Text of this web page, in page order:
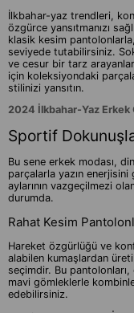
İlkbahar-yaz trendleri,
özgürce yansıtmanızı
klasik kesim
seviyede tutabilirsiniz.
ve cesur bir tarz
için koleksiyondaki
stilinizi yansıtın.
2024 İlkbahar-Yaz
Sportif
Bu sene erkek modası,
parçalarla yazın
aylarının vazgeçilmezi
durumda.
Rahat Kesim
Hareket özgürlüğü ve
alabilen kumaşlardan
seçimdir. Bu
mavi gömleklerle
edebilirsiniz.